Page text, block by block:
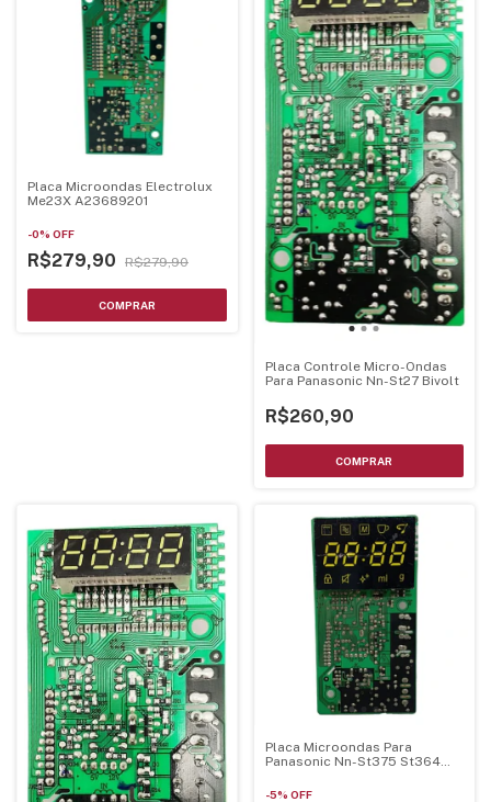
Placa Microondas Electrolux
Me23X A23689201
-0% OFF
R$279,90 R$279,90
Placa Controle Micro-Ondas
Para Panasonic Nn-St27 Bivolt
R$260,90
Placa Microondas Para
Panasonic Nn-St375 St364
-5% OFF